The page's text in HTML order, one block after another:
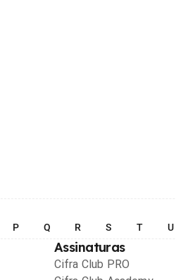
P Q R S T U
Assinaturas
Cifra Club PRO